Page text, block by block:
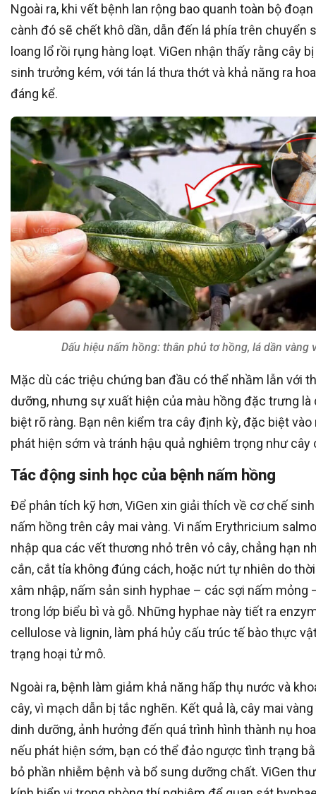
Ngoài ra, khi vết bệnh lan rộng bao quanh toàn bộ
cành đó sẽ chết khô dần, dẫn đến lá phía trên chuyển
loang lổ rồi rụng hàng loạt. ViGen nhận thấy rằng cây
sinh trưởng kém, với tán lá thưa thớt và khả năng ra
đáng kể.
Dấu hiệu nấm hồng: thân phủ tơ hồng, lá dần vàng
Mặc dù các triệu chứng ban đầu có thể nhầm lẫn với
dưỡng, nhưng sự xuất hiện của màu hồng đặc trưng là
biệt rõ ràng. Bạn nên kiểm tra cây định kỳ, đặc biệt vào
phát hiện sớm và tránh hậu quả nghiêm trọng như cây
Tác động sinh học của bệnh nấm hồng
Để phân tích kỹ hơn, ViGen xin giải thích về cơ chế
nấm hồng trên cây mai vàng. Vi nấm Erythricium
nhập qua các vết thương nhỏ trên vỏ cây, chẳng hạn
cắn, cắt tỉa không đúng cách, hoặc nứt tự nhiên do
xâm nhập, nấm sản sinh hyphae – các sợi nấm mỏng
trong lớp biểu bì và gỗ. Những hyphae này tiết ra
cellulose và lignin, làm phá hủy cấu trúc tế bào thực
trạng hoại tử mô.
Ngoài ra, bệnh làm giảm khả năng hấp thụ nước và
cây, vì mạch dẫn bị tắc nghẽn. Kết quả là, cây mai
dinh dưỡng, ảnh hưởng đến quá trình hình thành nụ
nếu phát hiện sớm, bạn có thể đảo ngược tình trạng
bỏ phần nhiễm bệnh và bổ sung dưỡng chất. ViGen